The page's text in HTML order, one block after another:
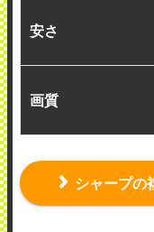
安さ
画質
シャープの